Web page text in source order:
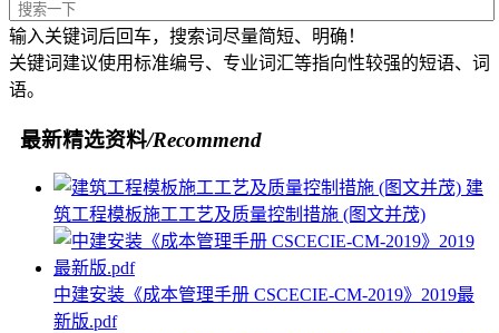
输入关键词后回车，搜索词尽量简短、明确！
关键词建议使用标准编号、专业词汇等指向性较强的短语、词
语。
最新精选资料/Recommend
建
筑工程模板施工工艺及质量控制措施 (图文并茂)
中建安装《成本管理手册 CSCECIE-CM-2019》2019最
新版.pdf